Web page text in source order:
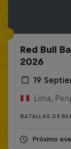
Red Bull
2026
19
Lima, Peru
BATALLAS DE
Próximo